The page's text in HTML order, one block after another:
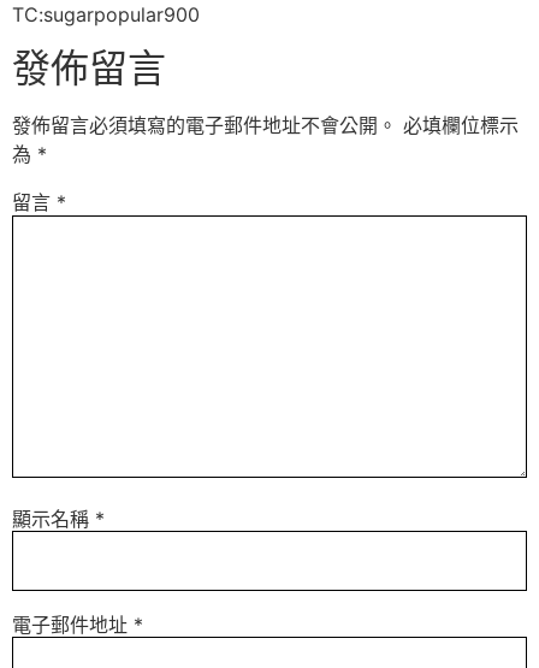
TC:sugarpopular900
發佈留言
發佈留言必須填寫的電子郵件地址不會公開。 必填欄位標示
為 *
留言 *
顯示名稱 *
電子郵件地址 *